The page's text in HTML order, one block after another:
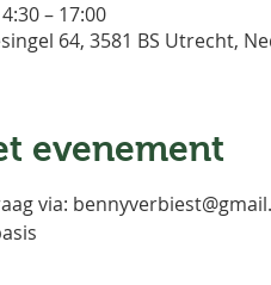
– 17:00
64, 3581 BS Utrecht,
evenement
via: